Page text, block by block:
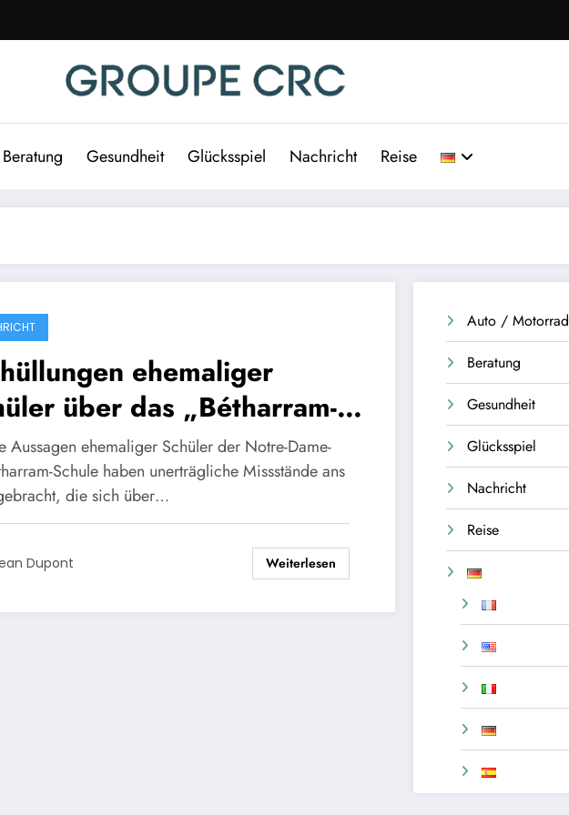
Beratung Gesundheit Glücksspiel Nachricht Reise
ehemaliger
über das „Bétharram-
ein Tempel der
und ein Zerstörer der
Aussagen ehemaliger Schüler der Notre-Dame-
Schule haben unerträgliche Missstände ans
die sich über…
Dupont Weiterlesen
Auto / Motorrad
Beratung
Gesundheit
Glücksspiel
Nachricht
Reise